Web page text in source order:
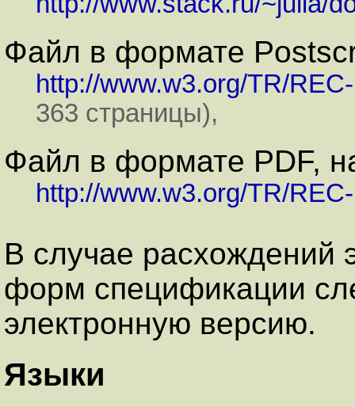
Файл в формате
http://www.w3.org/TR/
363 страницы),
Файл в формате PDF,
http://www.w3.org/TR/
В случае расхождений
форм спецификации
электронную версию.
Языки